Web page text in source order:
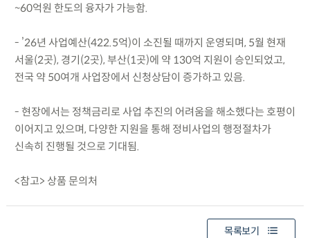
~60억원 한도의 융자가 가능함.
- ’26년 사업예산(422.5억)이 소진될 때까지 운영되며, 5월 현재
서울(2곳), 경기(2곳), 부산(1곳)에 약 130억 지원이 승인되었고,
전국 약 50여개 사업장에서 신청상담이 증가하고 있음.
- 현장에서는 정책금리로 사업 추진의 어려움을 해소했다는 호평이
이어지고 있으며, 다양한 지원을 통해 정비사업의 행정절차가
신속히 진행될 것으로 기대됨.
<참고> 상품 문의처
목록보기